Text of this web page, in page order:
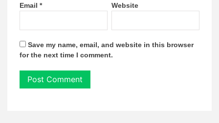
Email * Website
Save my name, email, and website in this browser
for the next time I comment.